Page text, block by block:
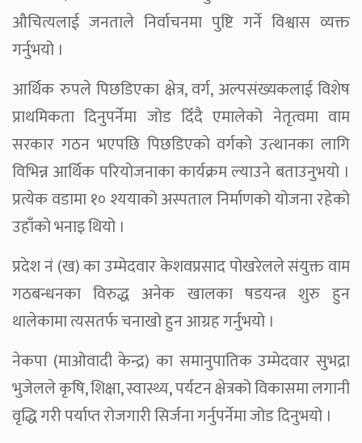
औचित्यलाई जनताले निर्वाचनमा पुष्टि गर्ने विश्वास व्यक्त
गर्नुभयो ।
आर्थिक रुपले पिछडिएका क्षेत्र, वर्ग, अल्पसंख्यकलाई विशेष
प्राथमिकता दिनुपर्नेमा जोड दिँदै एमालेको नेतृत्वमा वाम
सरकार गठन भएपछि पिछडिएको वर्गको उत्थानका लागि
विभिन्न आर्थिक परियोजनाका कार्यक्रम ल्याउने बताउनुभयो ।
प्रत्येक वडामा १० श्ययाको अस्पताल निर्माणको योजना रहेको
उहाँको भनाइ थियो ।
प्रदेश नं (ख) का उम्मेदवार केशवप्रसाद पोखरेलले संयुक्त वाम
गठबन्धनका विरुद्ध अनेक खालका षडयन्त्र शुरु हुन
थालेकामा त्यसतर्फ चनाखो हुन आग्रह गर्नुभयो ।
नेकपा (माओवादी केन्द्र) का समानुपातिक उम्मेदवार सुभद्रा
भुजेलले कृषि, शिक्षा, स्वास्थ्य, पर्यटन क्षेत्रको विकासमा लगानी
वृद्धि गरी पर्याप्त रोजगारी सिर्जना गर्नुपर्नेमा जोड दिनुभयो ।